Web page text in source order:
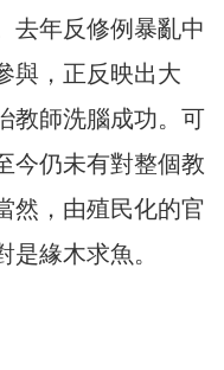
去年反修例暴亂中
與，正反映出大
教師洗腦成功。可
今仍未有對整個教
然，由殖民化的官
緣木求魚。